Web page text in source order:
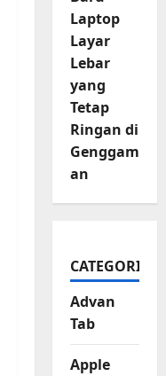
Laptop
Layar
Lebar
yang
Tetap
Ringan di
Genggam
an
CATEGORIES
Advan
Tab
Apple